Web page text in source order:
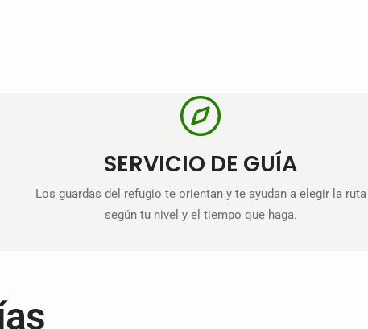
SERVICIO DE GUÍA
Los guardas del refugio te orientan y te ayudan a elegir la ruta
según tu nivel y el tiempo que haga.